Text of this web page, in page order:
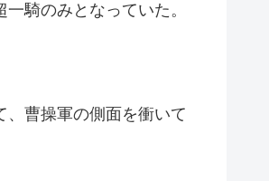
騎のみとなっていた。
曹操軍の側面を衝いて